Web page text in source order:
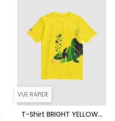
VUE RAPIDE
T-Shirt BRIGHT YELLOW...